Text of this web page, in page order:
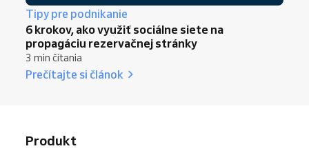
Tipy pre podnikanie
6 krokov, ako využiť sociálne siete na
propagáciu rezervačnej stránky
3 min čítania
Prečítajte si článok
Produkt